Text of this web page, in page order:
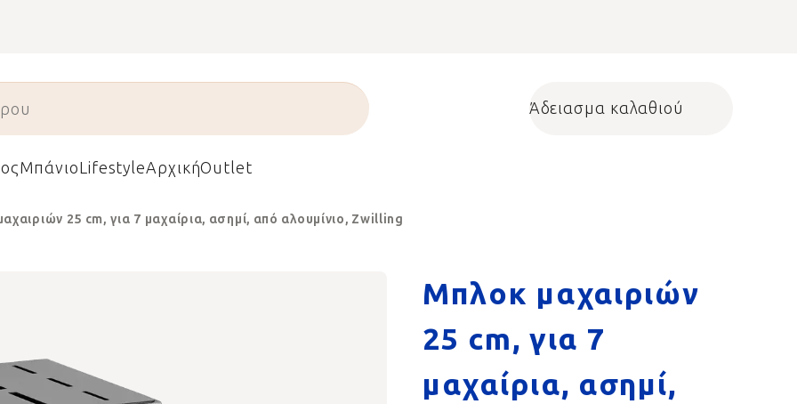
Shopping cart
Άδειασμα καλαθιού
ΜπάνιοLifestyleΑρχικήOutlet
25 cm, για 7 μαχαίρια, ασημί, από αλουμίνιο, Zwilling
Μπλοκ μαχαιριών
25 cm, για 7
μαχαίρια, ασημί,